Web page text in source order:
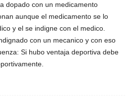
dopado con un medicamento
aunque el medicamento se lo
y el se indigne con el medico.
con un mecanico y con eso
Si hubo ventaja deportiva debe